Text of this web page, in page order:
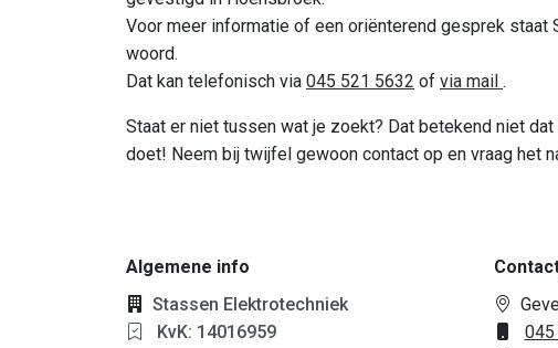
Voor meer informatie of een oriënterend gesprek staat
woord.
Dat kan telefonisch via 045 521 5632 of via mail .
Staat er niet tussen wat je zoekt? Dat betekend niet
doet! Neem bij twijfel gewoon contact op en vraag het
Algemene info
Stassen Elektrotechniek
KvK: 14016959
045